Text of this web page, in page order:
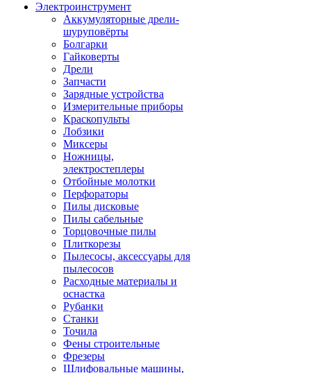
Электроинструмент
Аккумуляторные дрели-
шуруповёрты
Болгарки
Гайковерты
Дрели
Запчасти
Зарядные устройства
Измерительные приборы
Краскопульты
Лобзики
Миксеры
Ножницы,
электростеплеры
Отбойные молотки
Перфораторы
Пилы дисковые
Пилы сабельные
Торцовочные пилы
Плиткорезы
Пылесосы, аксессуары для
пылесосов
Расходные материалы и
оснастка
Рубанки
Станки
Точила
Фены строительные
Фрезеры
Шлифовальные машины,